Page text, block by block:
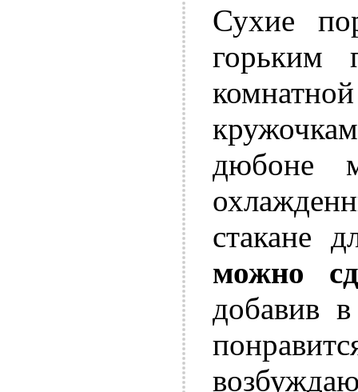
Сухие
горьким
дюбоне
стакане
можно
добавив